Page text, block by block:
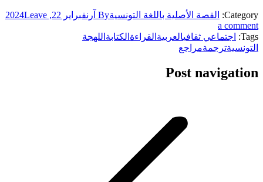
Category: القصة الأصلية باللغة التونسيةBy آرنفبراير 22, 2024
Leave
a comment
Tags:
اجتماعي ثقافيالعربية القراءة الكتابة اللهجة
التونسيةترجمةمراجع
Post navigation